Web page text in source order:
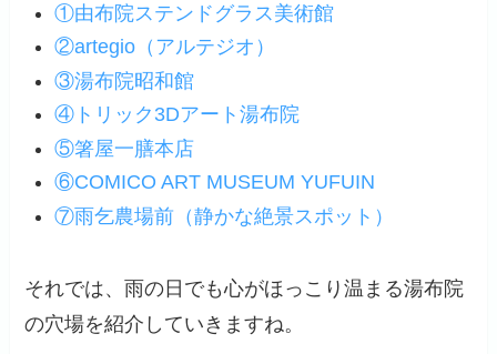
①由布院ステンドグラス美術館
②artegio（アルテジオ）
③湯布院昭和館
④トリック3Dアート湯布院
⑤箸屋一膳本店
⑥COMICO ART MUSEUM YUFUIN
⑦雨乞農場前（静かな絶景スポット）
それでは、雨の日でも心がほっこり温まる湯布院
の穴場を紹介していきますね。